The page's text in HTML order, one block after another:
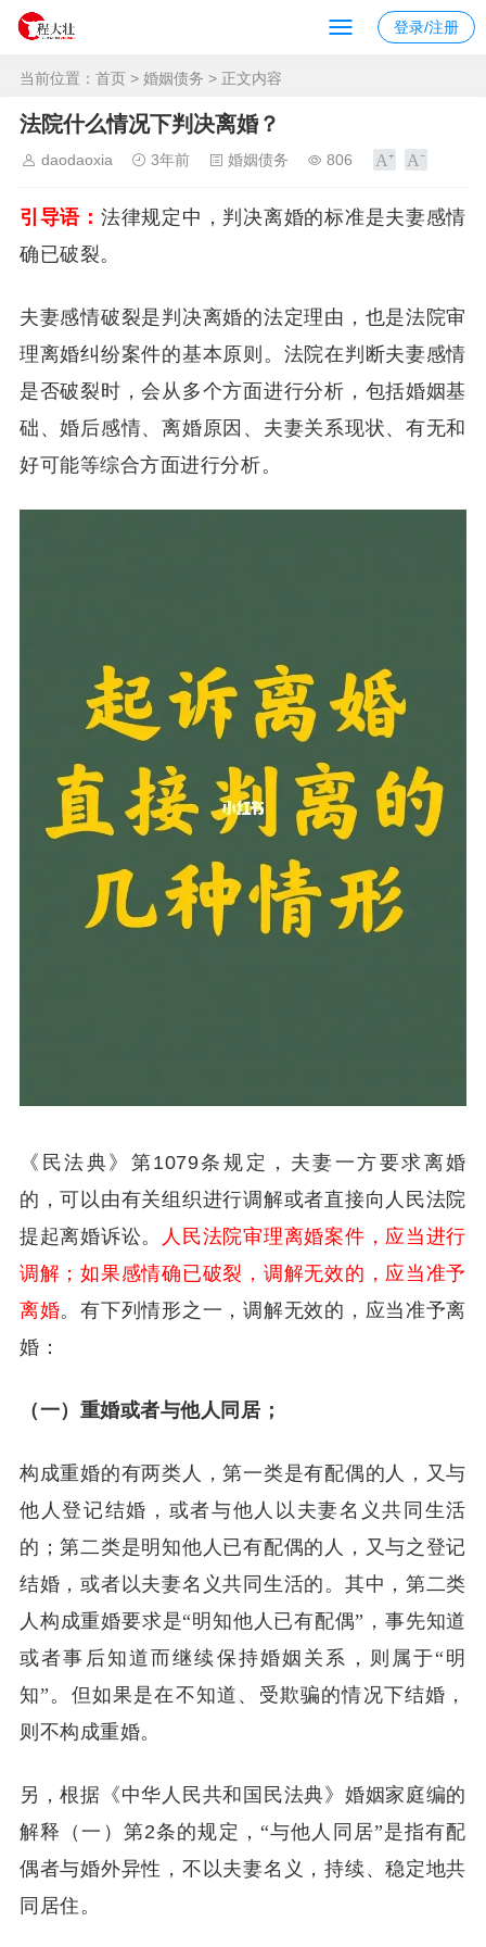
登录/注册
当前位置： 首页 > 婚姻债务 > 正文内容
法院什么情况下判决离婚？
daodaoxia 3年前 婚姻债务 806
引导语： 法律规定中，判决离婚的标准是夫妻感情
确已破裂。
夫妻感情破裂是判决离婚的法定理由，也是法院审
理离婚纠纷案件的基本原则。法院在判断夫妻感情
是否破裂时，会从多个方面进行分析，包括婚姻基
础、婚后感情、离婚原因、夫妻关系现状、有无和
好可能等综合方面进行分析。
《民法典》第1079条规定，夫妻一方要求离婚
的，可以由有关组织进行调解或者直接向人民法院
提起离婚诉讼。
人民法院审理离婚案件，应当进行
调解；如果感情确已破裂，调解无效的，应当准予
离婚。有下列情形之一，调解无效的，应当准予离
婚：
（一）重婚或者与他人同居；
构成重婚的有两类人，第一类是有配偶的人，又与
他人登记结婚，或者与他人以夫妻名义共同生活
的；第二类是明知他人已有配偶的人，又与之登记
结婚，或者以夫妻名义共同生活的。其中，第二类
人构成重婚要求是“明知他人已有配偶”，事先知道
或者事后知道而继续保持婚姻关系，则属于“明
知”。但如果是在不知道、受欺骗的情况下结婚，
则不构成重婚。
另，根据《中华人民共和国民法典》婚姻家庭编的
解释（一）第2条的规定，“与他人同居”是指有配
偶者与婚外异性，不以夫妻名义，持续、稳定地共
同居住。